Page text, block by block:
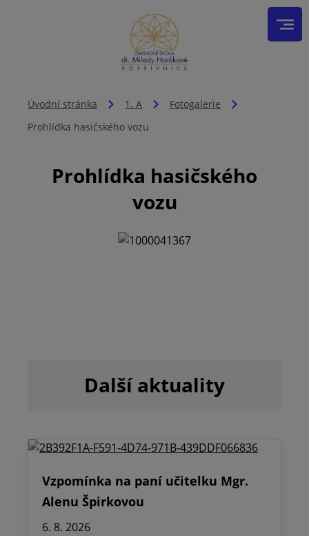
Úvodní stránka 1. A
Fotogalerie
Prohlídka hasičského vozu
Prohlídka hasičského
vozu
Další aktuality
Vzpomínka na paní učitelku Mgr.
Alenu Špirkovou
6. 8. 2026